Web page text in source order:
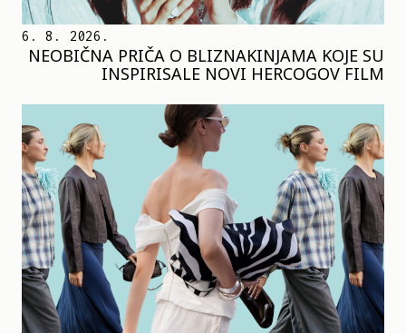
6. 8. 2026.
NEOBIČNA PRIČA O BLIZNAKINJAMA KOJE SU
INSPIRISALE NOVI HERCOGOV FILM